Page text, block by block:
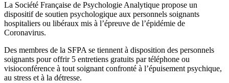
La Société Française de Psychologie Analytique propose un
dispositif de soutien psychologique aux personnels soignants
hospitaliers ou libéraux mis à l’épreuve de l’épidémie de
Coronavirus.
Des membres de la SFPA se tiennent à disposition des personnels
soignants pour offrir 5 entretiens gratuits par téléphone ou
visioconférence à tout soignant confronté à l’épuisement psychique,
au stress et à la détresse.